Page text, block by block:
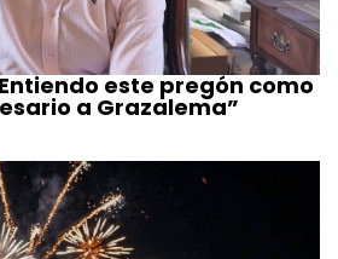
este pregón como
a Grazalema”